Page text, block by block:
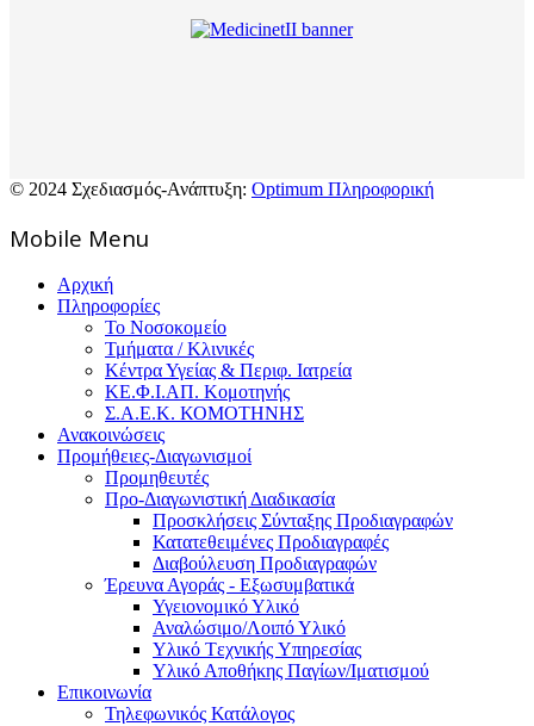
© 2024 Σχεδιασμός-Ανάπτυξη: Optimum Πληροφορική
Mοbile Menu
Αρχική
Πληροφορίες
Το Νοσοκομείο
Τμήματα / Κλινικές
Κέντρα Υγείας & Περιφ. Ιατρεία
ΚΕ.Φ.Ι.ΑΠ. Κομοτηνής
Σ.Α.Ε.Κ. ΚΟΜΟΤΗΝΗΣ
Ανακοινώσεις
Προμήθειες-Διαγωνισμοί
Προμηθευτές
Προ-Διαγωνιστική Διαδικασία
Προσκλήσεις Σύνταξης Προδιαγραφών
Κατατεθειμένες Προδιαγραφές
Διαβούλευση Προδιαγραφών
Έρευνα Αγοράς - Εξωσυμβατικά
Υγειονομικό Υλικό
Αναλώσιμο/Λοιπό Υλικό
Υλικό Tεχνικής Yπηρεσίας
Υλικό Αποθήκης Παγίων/Ιματισμού
Επικοινωνία
Τηλεφωνικός Κατάλογος